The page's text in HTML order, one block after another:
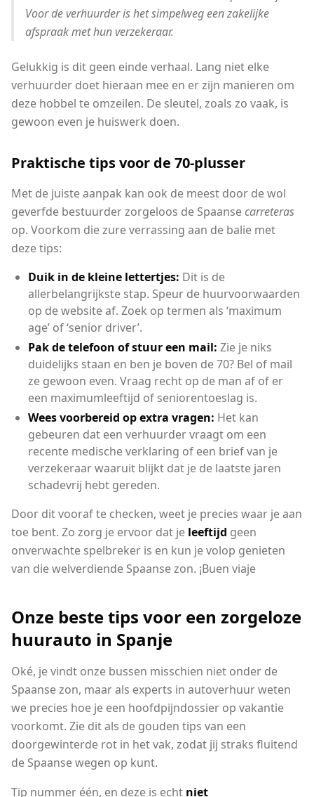
Voor de verhuurder is het simpelweg een zakelijke
afspraak met hun verzekeraar.
Gelukkig is dit geen einde verhaal. Lang niet elke
verhuurder doet hieraan mee en er zijn manieren om
deze hobbel te omzeilen. De sleutel, zoals zo vaak, is
gewoon even je huiswerk doen.
Praktische tips voor de 70-plusser
Met de juiste aanpak kan ook de meest door de wol
geverfde bestuurder zorgeloos de Spaansecarreteras
op. Voorkom die zure verrassing aan de balie met
deze tips:
Duik in de kleine lettertjes: Dit is de
allerbelangrijkste stap. Speur de huurvoorwaarden
op de website af. Zoek op termen als ‘maximum
age’ of ‘senior driver’.
Pak de telefoon of stuur een mail: Zie je niks
duidelijks staan en ben je boven de 70? Bel of mail
ze gewoon even. Vraag recht op de man af of er
een maximumleeftijd of seniorentoeslag is.
Wees voorbereid op extra vragen: Het kan
gebeuren dat een verhuurder vraagt om een
recente medische verklaring of een brief van je
verzekeraar waaruit blijkt dat je de laatste jaren
schadevrij hebt gereden.
Door dit vooraf te checken, weet je precies waar je aan
toe bent. Zo zorg je ervoor dat je leeftijd geen
onverwachte spelbreker is en kun je volop genieten
van die welverdiende Spaanse zon. ¡Buen viaje
Onze beste tips voor een zorgeloze
huurauto in Spanje
Oké, je vindt onze bussen misschien niet onder de
Spaanse zon, maar als experts in autoverhuur weten
we precies hoe je een hoofdpijndossier op vakantie
voorkomt. Zie dit als de gouden tips van een
doorgewinterde rot in het vak, zodat jij straks fluitend
de Spaanse wegen op kunt.
Tip nummer één, en deze is echt niet